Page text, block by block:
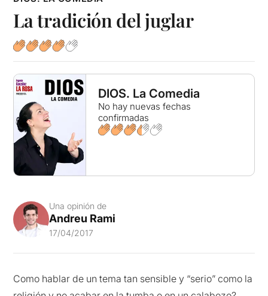
La tradición del juglar
DIOS. La Comedia
No hay nuevas fechas
confirmadas
Una opinión de
Andreu Rami
17/04/2017
Como hablar de un tema tan sensible y “serio” como la